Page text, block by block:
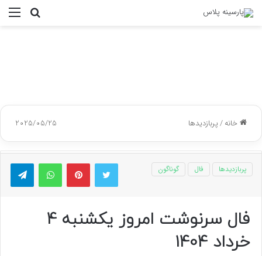
جستجو
خانه/پربازدیدها 2025/05/25
توییتر پینتریستواتس آپ
پربازدیدها فال گوناگون
فال سرنوشت امروز یکشنبه 4
خرداد 1404